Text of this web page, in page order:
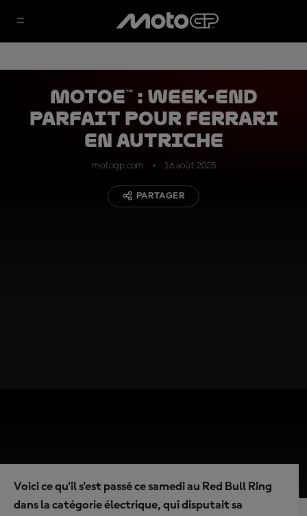
MotoE™ : week-end
parfait pour Ferrari
en Autriche
motogp.com 16 août 2025
PARTAGER
Voici ce qu'il s'est passé ce samedi au Red Bull Ring
dans la catégorie électrique, qui disputait sa